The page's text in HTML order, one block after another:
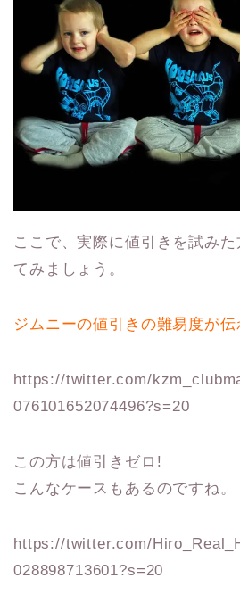
ここで、実際に値引きを試み
てみましょう。
ジムニーの値引きの難易度が伝
https://twitter.com/
076101652074496?s=20
この方は値引きゼロ!
こんなケースもあるのですね。
https://twitter.com/
028898713601?s=20